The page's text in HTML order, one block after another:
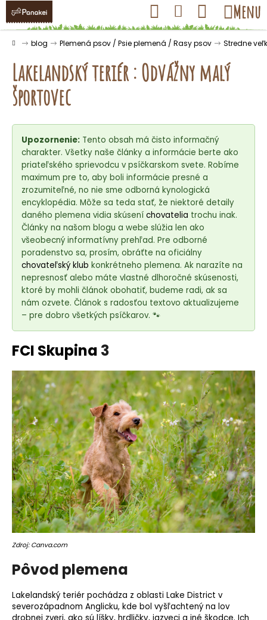
Prejsť
obsah
Hľadať Prihlásenie
Nákupný
košík
Menu
Domov
blog Plemená psov / Psie plemená / Rasy psov Stredne
Lakelandský teriér : Odvážny malý
športovec
Upozornenie: Tento obsah má čisto informačný
charakter. Všetky naše články a informácie berte ako
priateľského sprievodcu v psíčkarskom svete. Robíme
maximum pre to, aby boli informácie presné a
zrozumiteľné, no nie sme odborná kynologická
encyklopédia. Môže sa teda stať, že niektoré detaily
daného plemena vidia skúsení chovatelia trochu inak.
Články na našom blogu a webe slúžia len ako
všeobecný informatívny prehľad. Pre odborné
poradenstvo sa, prosím, obráťte na oficiálny
chovateľský klub konkrétneho plemena. Ak narazíte na
nepresnosť alebo máte vlastné dlhoročné skúsenosti,
ktoré by mohli článok obohatiť, budeme radi, ak sa
nám ozvete. Článok s radosťou textovo aktualizujeme
– pre dobro všetkých psíčkarov. 🐾
FCI Skupina 3
Zdroj: Canva.com
Pôvod plemena
Lakelandský teriér pochádza z oblasti Lake District v
severozápadnom Anglicku, kde bol vyšľachtený na lov
K
o Späť
Späť
o
á
j
ť
?
HĽADAŤ
O
d
p
o
ú
a
m